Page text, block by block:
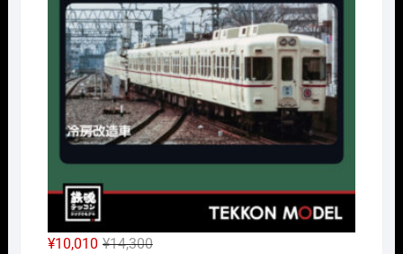
¥32,450
で
し
た。
は
¥24,338
で
す。
¥14,300元
¥10,010
現